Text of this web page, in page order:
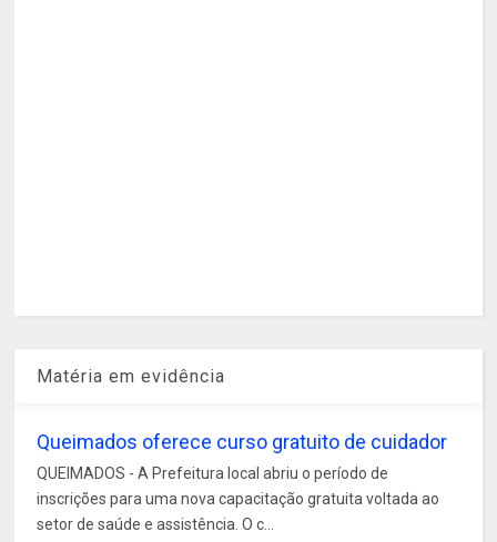
Matéria em evidência
Queimados oferece curso gratuito de cuidador
QUEIMADOS - A Prefeitura local abriu o período de
inscrições para uma nova capacitação gratuita voltada ao
setor de saúde e assistência. O c...